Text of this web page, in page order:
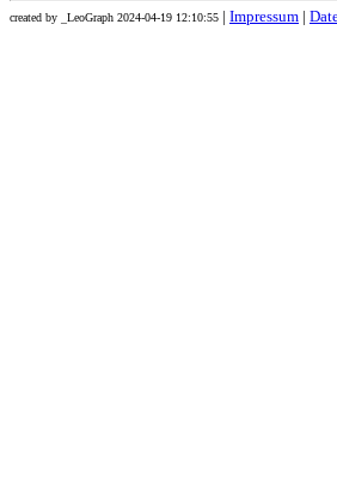
created by _LeoGraph 2024-04-19 12:10:55 Impressum